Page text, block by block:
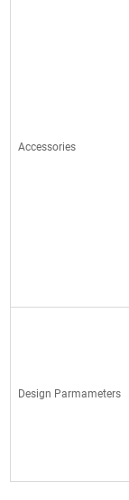
Accessories
Design Parmameters